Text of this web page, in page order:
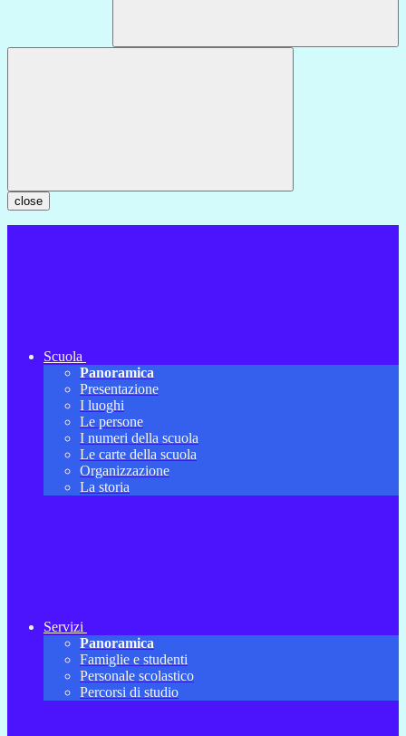
close
Scuola
Panoramica
Presentazione
I luoghi
Le persone
I numeri della scuola
Le carte della scuola
Organizzazione
La storia
Servizi
Panoramica
Famiglie e studenti
Personale scolastico
Percorsi di studio